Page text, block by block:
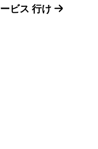
ビス 行け